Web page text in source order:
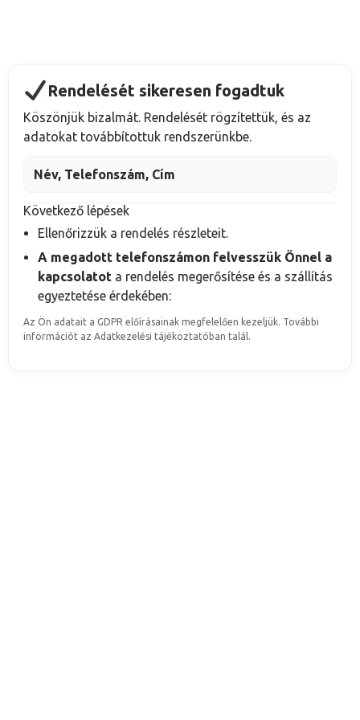
Rendelését sikeresen fogadtuk
Köszönjük bizalmát. Rendelését rögzítettük, és az
adatokat továbbítottuk rendszerünkbe.
Név, Telefonszám, Cím
Következő lépések
Ellenőrizzük a rendelés részleteit.
A megadott telefonszámon felvesszük Önnel a
kapcsolatot a rendelés megerősítése és a szállítás
egyeztetése érdekében:
Az Ön adatait a GDPR előírásainak megfelelően kezeljük. További
információt az Adatkezelési tájékoztatóban talál.